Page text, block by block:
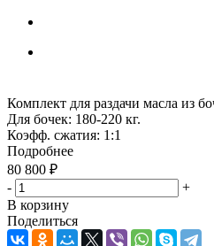
Комплект для раздачи масла из
Для бочек: 180-220 кг.
Коэфф. сжатия: 1:1
Подробнее
80 800 ₽
-
+
В корзину
Поделиться